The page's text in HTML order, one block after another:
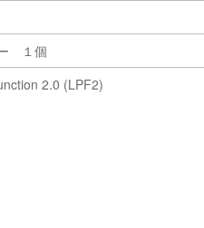
１個
2.0 (LPF2)